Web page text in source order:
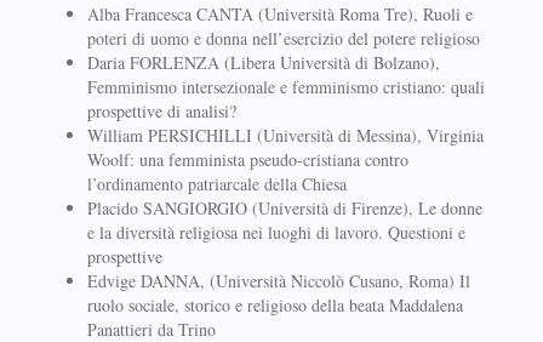
Alba Francesca CANTA (Università Roma Tre), Ruoli e
poteri di uomo e donna nell’esercizio del potere religioso
Daria FORLENZA (Libera Università di Bolzano),
Femminismo intersezionale e femminismo cristiano: quali
prospettive di analisi?
William PERSICHILLI (Università di Messina), Virginia
Woolf: una femminista pseudo-cristiana contro
l’ordinamento patriarcale della Chiesa
Placido SANGIORGIO (Università di Firenze), Le donne
e la diversità religiosa nei luoghi di lavoro. Questioni e
prospettive
Edvige DANNA, (Università Niccolò Cusano, Roma) Il
ruolo sociale, storico e religioso della beata Maddalena
Panattieri da Trino